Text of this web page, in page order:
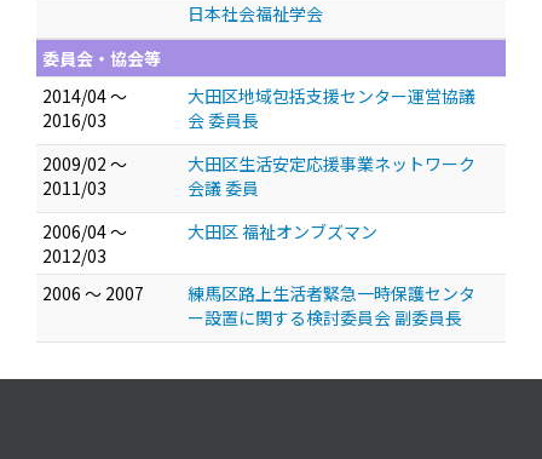
日本社会福祉学会
委員会・協会等
2014/04 ～
2016/03
大田区地域包括支援センター運営協議
会 委員長
2009/02 ～
2011/03
大田区生活安定応援事業ネットワーク
会議 委員
2006/04 ～
2012/03
大田区 福祉オンブズマン
2006 ～ 2007
練馬区路上生活者緊急一時保護センタ
ー設置に関する検討委員会 副委員長